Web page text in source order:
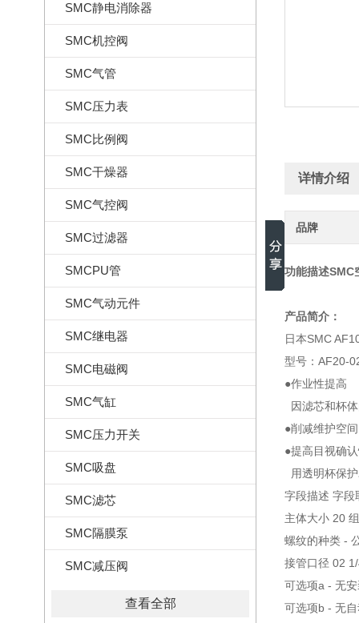
SMC静电消除器
SMC机控阀
SMC气管
SMC压力表
SMC比例阀
SMC干燥器
SMC气控阀
SMC过滤器
SMCPU管
SMC气动元件
SMC继电器
SMC电磁阀
SMC气缸
SMC压力开关
SMC吸盘
SMC滤芯
SMC隔膜泵
SMC减压阀
查看全部
详情介绍
品牌
功能描述SMC
产品简介：
日本SMC
型号：AF20-
●作业性提高
因滤芯和杯
●削减维护空
●提高目视确
用透明杯保
字段描述 字段
主体大小 20
螺纹的种类 -
接管口径 02
可选项a - 无
可选项b - 无